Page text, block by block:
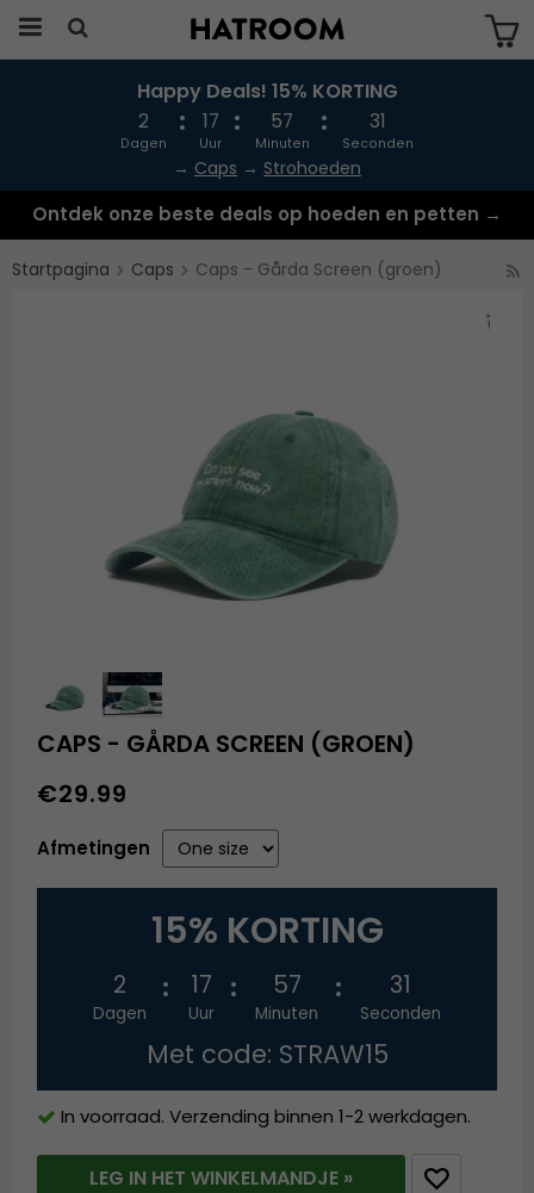
Produkten har blivit tillagd i varukorgen
Happy Deals! 15% KORTING
2
Dagen
17
Uur
57
Minuten
31
Seconden
→ Caps → Strohoeden
Ontdek onze beste deals op hoeden en petten →
Startpagina Caps Caps - Gårda Screen (groen)
CAPS - GÅRDA SCREEN (GROEN)
€29.99
Afmetingen
15% KORTING
2
Dagen
17
Uur
57
Minuten
31
Seconden
Met code: STRAW15
In voorraad. Verzending binnen 1-2 werkdagen.
LEG IN HET WINKELMANDJE »